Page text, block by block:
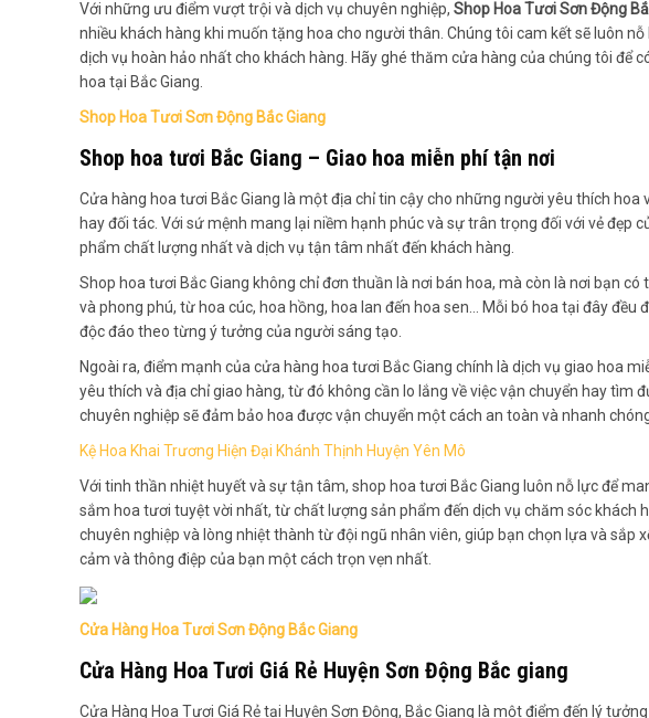
Với những ưu điểm vượt trội và dịch vụ chuyên nghiệp, Shop Hoa Tươi Sơn Động
nhiều khách hàng khi muốn tặng hoa cho người thân. Chúng tôi cam kết sẽ luôn
dịch vụ hoàn hảo nhất cho khách hàng. Hãy ghé thăm cửa hàng của chúng tôi để
hoa tại Bắc Giang.
Shop Hoa Tươi Sơn Động Bắc Giang
Shop hoa tươi Bắc Giang – Giao hoa miễn phí tận nơi
Cửa hàng hoa tươi Bắc Giang là một địa chỉ tin cậy cho những người yêu thích
hay đối tác. Với sứ mệnh mang lại niềm hạnh phúc và sự trân trọng đối với vẻ đẹp
phẩm chất lượng nhất và dịch vụ tận tâm nhất đến khách hàng.
Shop hoa tươi Bắc Giang không chỉ đơn thuần là nơi bán hoa, mà còn là nơi bạn
và phong phú, từ hoa cúc, hoa hồng, hoa lan đến hoa sen… Mỗi bó hoa tại đây đều
độc đáo theo từng ý tưởng của người sáng tạo.
Ngoài ra, điểm mạnh của cửa hàng hoa tươi Bắc Giang chính là dịch vụ giao hoa
yêu thích và địa chỉ giao hàng, từ đó không cần lo lắng về việc vận chuyển hay tìm
chuyên nghiệp sẽ đảm bảo hoa được vận chuyển một cách an toàn và nhanh
Kệ Hoa Khai Trương Hiện Đại Khánh Thịnh Huyện Yên Mô
Với tinh thần nhiệt huyết và sự tận tâm, shop hoa tươi Bắc Giang luôn nỗ lực để
sắm hoa tươi tuyệt vời nhất, từ chất lượng sản phẩm đến dịch vụ chăm sóc khách
chuyên nghiệp và lòng nhiệt thành từ đội ngũ nhân viên, giúp bạn chọn lựa và sắp
cảm và thông điệp của bạn một cách trọn vẹn nhất.
Cửa Hàng Hoa Tươi Sơn Động Bắc Giang
Cửa Hàng Hoa Tươi Giá Rẻ Huyện Sơn Động Bắc giang
Cửa Hàng Hoa Tươi Giá Rẻ tại Huyện Sơn Động, Bắc Giang là một điểm đến lý